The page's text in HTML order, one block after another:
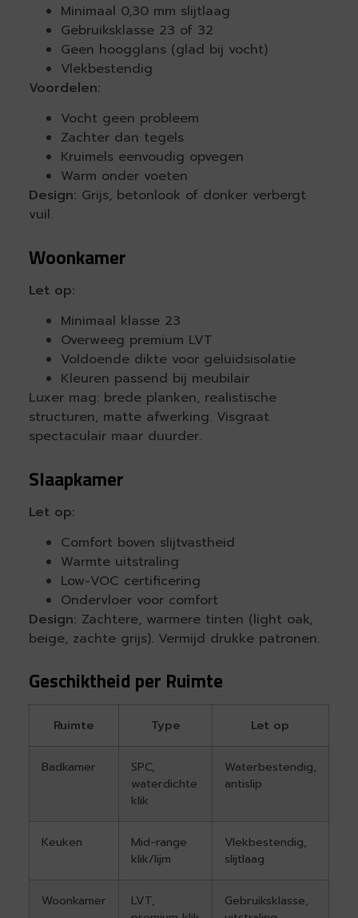
Minimaal 0,30 mm slijtlaag
Gebruiksklasse 23 of 32
Geen hoogglans (glad bij vocht)
Vlekbestendig
Voordelen:
Vocht geen probleem
Zachter dan tegels
Kruimels eenvoudig opvegen
Warm onder voeten
Design: Grijs, betonlook of donker verbergt
vuil.
Woonkamer
Let op:
Minimaal klasse 23
Overweeg premium LVT
Voldoende dikte voor geluidsisolatie
Kleuren passend bij meubilair
Luxer mag: brede planken, realistische
structuren, matte afwerking. Visgraat
spectaculair maar duurder.
Slaapkamer
Let op:
Comfort boven slijtvastheid
Warmte uitstraling
Low-VOC certificering
Ondervloer voor comfort
Design: Zachtere, warmere tinten (light oak,
beige, zachte grijs). Vermijd drukke patronen.
Geschiktheid per Ruimte
Ruimte Type Let op
Badkamer
SPC,
waterdichte
klik
Waterbestendig,
antislip
Keuken
Mid-range
klik/lijm
Vlekbestendig,
slijtlaag
Woonkamer
LVT,
Gebruiksklasse,